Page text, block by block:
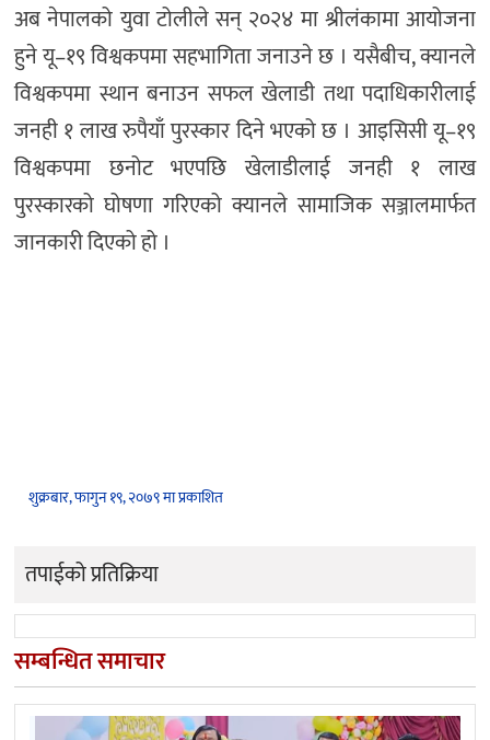
अब नेपालको युवा टोलीले सन् २०२४ मा श्रीलंकामा आयोजना
हुने यू–१९ विश्वकपमा सहभागिता जनाउने छ । यसैबीच, क्यानले
विश्वकपमा स्थान बनाउन सफल खेलाडी तथा पदाधिकारीलाई
जनही १ लाख रुपैयाँ पुरस्कार दिने भएको छ । आइसिसी यू–१९
विश्वकपमा छनोट भएपछि खेलाडीलाई जनही १ लाख
पुरस्कारको घोषणा गरिएको क्यानले सामाजिक सञ्जालमार्फत
जानकारी दिएको हो ।
शुक्रबार, फागुन १९, २०७९ मा प्रकाशित
तपाईको प्रतिक्रिया
सम्बन्धित समाचार